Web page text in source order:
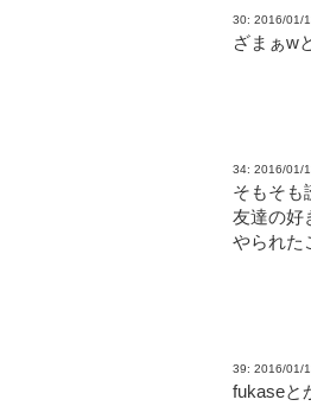
30: 2016/01/
ざまぁw
34: 2016/01/
そもそも
友達の好
やられた
39: 2016/01/
fukaseと